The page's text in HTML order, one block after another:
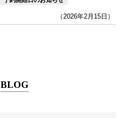
（2026年2月15日）
BLOG